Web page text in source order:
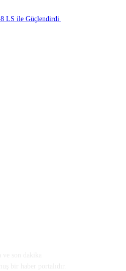
LS ile Güçlendirdi